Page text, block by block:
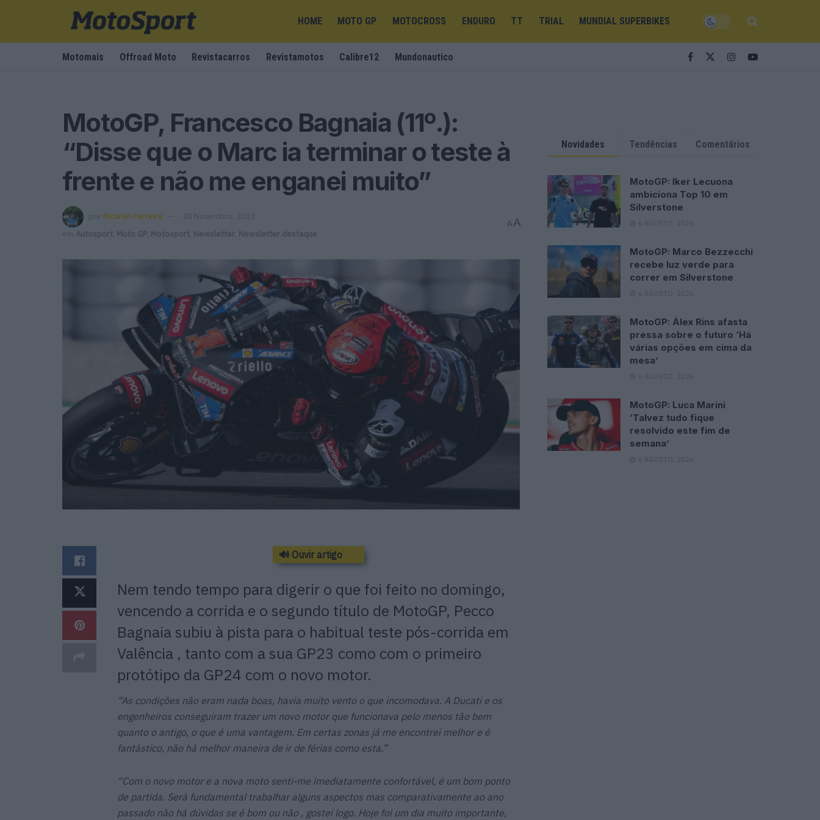
HOME MOTO GP MOTOCROSS ENDURO TT TRIAL MUNDIAL SUPERBIKES
Motomais Offroad Moto Revistacarros Revistamotos Calibre12 Mundonautico
MotoGP, Francesco Bagnaia (11º.):
“Disse que o Marc ia terminar o teste à
frente e não me enganei muito”
por Ricardo Ferreira
28 Novembro, 2023
em
Autosport Moto GP Motosport Newsletter Newsletter destaque
AA
🔊 Ouvir artigo
Nem tendo tempo para digerir o que foi feito no domingo,
vencendo a corrida e o segundo título de MotoGP, Pecco
Bagnaia subiu à pista para o habitual teste pós-corrida em
Valência , tanto com a sua GP23 como com o primeiro
protótipo da GP24 com o novo motor.
“As condições não eram nada boas, havia muito vento o que incomodava. A Ducati e os
engenheiros conseguiram trazer um novo motor que funcionava pelo menos tão bem
quanto o antigo, o que é uma vantagem. Em certas zonas já me encontrei melhor e é
fantástico, não há melhor maneira de ir de férias como esta.”
“Com o novo motor e a nova moto senti-me imediatamente confortável, é um bom ponto
de partida. Será fundamental trabalhar alguns aspectos mas comparativamente ao ano
passado não há dúvidas se é bom ou não , gostei logo. Hoje foi um dia muito importante,
Novidades Tendências Comentários
MotoGP: Iker Lecuona
ambiciona Top 10 em
Silverstone
6 AGOSTO, 2026
MotoGP: Marco Bezzecchi
recebe luz verde para
correr em Silverstone
6 AGOSTO, 2026
MotoGP: Álex Rins afasta
pressa sobre o futuro ‘Há
várias opções em cima da
mesa’
6 AGOSTO, 2026
MotoGP: Luca Marini
‘Talvez tudo fique
resolvido este fim de
semana’
6 AGOSTO, 2026